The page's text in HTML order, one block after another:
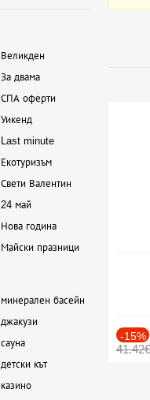
Великден
За двама
СПА оферти
Уикенд
Last minute
Екотуризъм
Свети Валентин
24 май
Нова година
Майски празници
минерален басейн
джакузи
сауна
детски кът
казино
-15%
41.42€